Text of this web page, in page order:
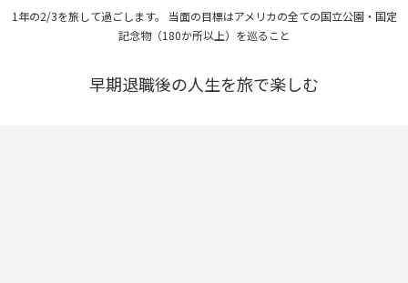
1年の2/3を旅して過ごします。 当面の目標はアメリカの全ての国立公園・国定
記念物（180か所以上）を巡ること
早期退職後の人生を旅で楽しむ